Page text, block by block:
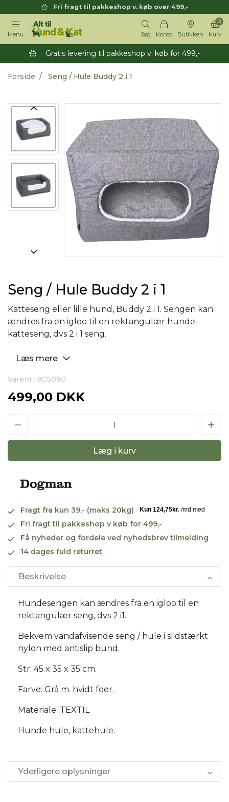
Fri fragt til pakkeshop v. køb over 499,-
Menu Søg Konto Butikken Kurv
0
Gratis levering til pakkeshop v. køb for 499,-
Forside Seng / Hule Buddy 2 i 1
Seng / Hule Buddy 2 i 1
Katteseng eller lille hund, Buddy 2 i 1. Sengen kan
ændres fra en igloo til en rektangulær hunde-
katteseng, dvs 2 i 1 seng.
Læs mere
Varenr.: 805090
499,00 DKK
Læg i kurv
Fragt fra kun 39,- (maks 20kg)
Fri fragt til pakkeshop v køb for 499,-
Få nyheder og fordele ved nyhedsbrev tilmelding
14 dages fuld returret
Beskrivelse
Hundesengen kan ændres fra en igloo til en
rektangulær seng, dvs 2 i1.
Bekvem vandafvisende seng / hule i slidstærkt
nylon med antislip bund.
Str: 45 x 35 x 35 cm.
Farve: Grå m. hvidt foer.
Materiale: TEXTIL
Hunde hule, kattehule.
Yderligere oplysninger